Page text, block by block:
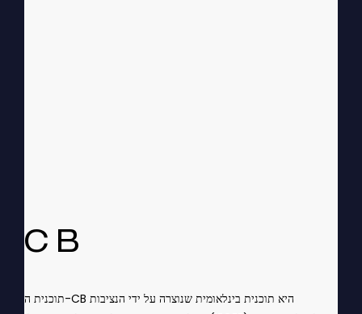
CB
תוכנית ה-CB היא תוכנית בינלאומית שנוצרה על ידי הנציבות